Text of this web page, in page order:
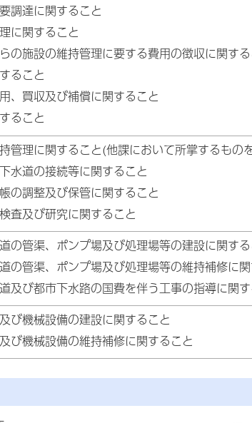
調達に関すること
に関すること
の施設の維持管理に要する費用の徴収に関す
ること
、買収及び補償に関すること
ること
管理に関すること(他課において所掌するものを
水道の接続等に関すること
の調整及び保管に関すること
査及び研究に関すること
の管渠、ポンプ場及び処理場等の建設に関す
の管渠、ポンプ場及び処理場等の維持補修に
及び都市下水路の国費を伴う工事の指導に関
び機械設備の建設に関すること
び機械設備の維持補修に関すること